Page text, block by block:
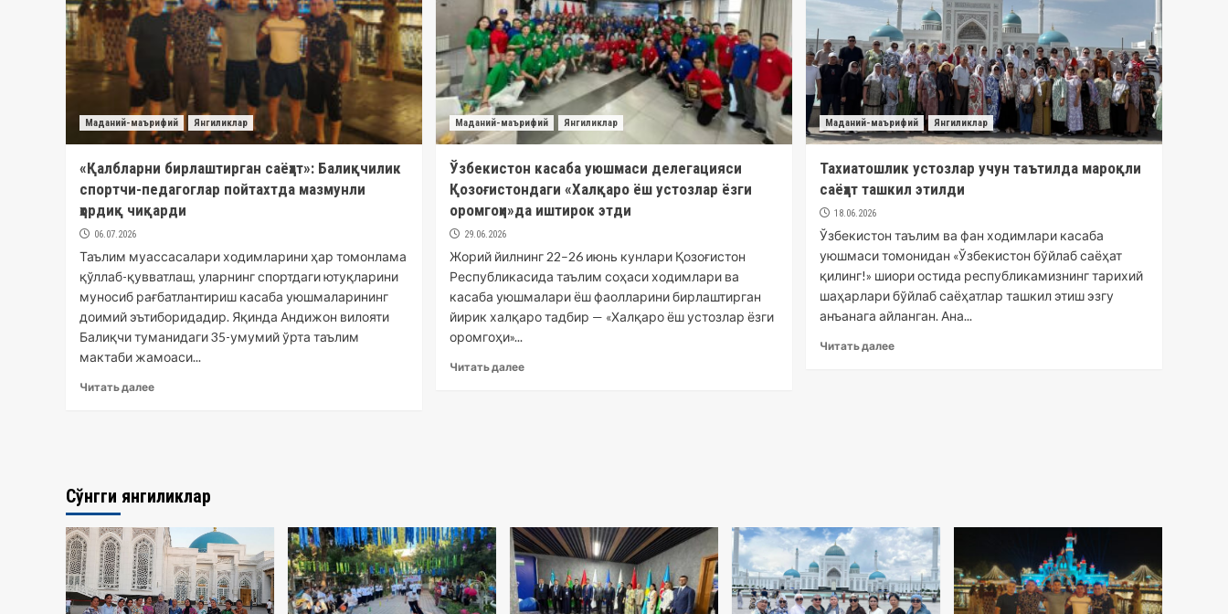
Маданий-маърифий Янгиликлар
«Қалбларни бирлаштирган саёҳат»: Балиқчилик
спортчи-педагоглар пойтахтда мазмунли
ҳордиқ чиқарди
06.07.2026
Таълим муассасалари ходимларини ҳар томонлама
қўллаб-қувватлаш, уларнинг спортдаги ютуқларини
муносиб рағбатлантириш касаба уюшмаларининг
доимий эътиборидадир. Яқинда Андижон вилояти
Балиқчи туманидаги 35-умумий ўрта таълим
мактаби жамоаси...
Читать далее
Маданий-маърифий Янгиликлар
Ўзбекистон касаба уюшмаси делегацияси
Қозоғистондаги «Халқаро ёш устозлар ёзги
оромгоҳи»да иштирок этди
29.06.2026
Жорий йилнинг 22–26 июнь кунлари Қозоғистон
Республикасида таълим соҳаси ходимлари ва
касаба уюшмалари ёш фаолларини бирлаштирган
йирик халқаро тадбир — «Халқаро ёш устозлар ёзги
оромгоҳи»...
Читать далее
Маданий-маърифий Янгиликлар
Тахиатошлик устозлар учун таътилда мароқли
саёҳат ташкил этилди
18.06.2026
Ўзбекистон таълим ва фан ходимлари касаба
уюшмаси томонидан «Ўзбекистон бўйлаб саёҳат
қилинг!» шиори остида республикамизнинг тарихий
шаҳарлари бўйлаб саёҳатлар ташкил этиш эзгу
анъанага айланган. Ана...
Читать далее
Сўнгги янгиликлар